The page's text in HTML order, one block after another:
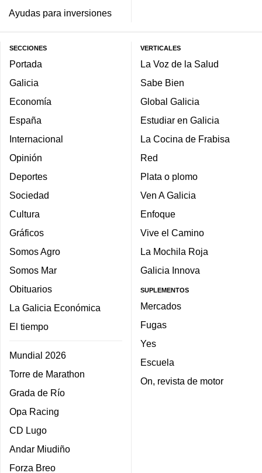
Ayudas para inversiones
SECCIONES
Portada
Galicia
Economía
España
Internacional
Opinión
Deportes
Sociedad
Cultura
Gráficos
Somos Agro
Somos Mar
Obituarios
La Galicia Económica
El tiempo
Mundial 2026
Torre de Marathon
Grada de Río
Opa Racing
CD Lugo
Andar Miudiño
Forza Breo
VERTICALES
La Voz de la Salud
Sabe Bien
Global Galicia
Estudiar en Galicia
La Cocina de Frabisa
Red
Plata o plomo
Ven A Galicia
Enfoque
Vive el Camino
La Mochila Roja
Galicia Innova
SUPLEMENTOS
Mercados
Fugas
Yes
Escuela
On, revista de motor